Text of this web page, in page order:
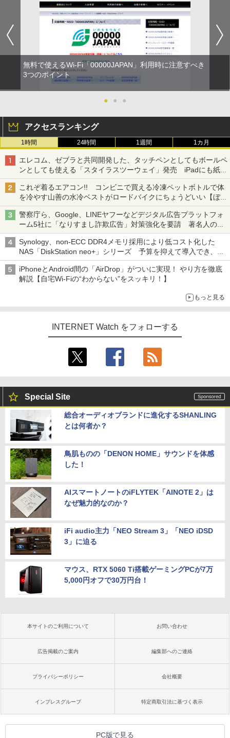
無料で使えるWi-Fi「00000JAPAN」利用時に注意すべき
3つのポイント
● ● ●
アクセスランキング
1時間 24時間 1週間 1カ月
エレコム、ゼブラと共同開発した、タッチペンとしてもボールペ
ンとしても使える「スタイラスツーウェイ」発売 iPadにも紙に
も、持ち替えずに書き込める
これぞ着るエアコン!! コンビニで買える冷凍ペットボトルで体
を冷やす山善の水冷ベストがロードバイクにちょうどいい【ぼっ
ち・ざ・ろーど！その14】【空いた時間でなにしてる？】
警察庁ら、Google、LINEヤフーなどデジタル広告プラットフォ
ーム5社に「なりすまし詐欺広告」対策強化を要請 著名人の写
真や映像を使った投資詐欺などへの対策として
Synology、non-ECC DDR4メモリ採用により低コスト化した
NAS「DiskStation neo+」シリーズ 予算を抑えて導入でき、
ECCメモリへのアップグレードも可能
iPhoneとAndroid間の「AirDrop」がついに実現！ やり方を徹底
解説【自宅Wi-Fiの“わからない”をスッキリ！】
もっと見る
INTERNET Watch をフォローする
Special Site
総合オーディオブランドに進化するSHANLING
とは何者か？
鳥肌ものの「DENON HOME」サウンドを体感
した！
AIスマートノートのiFLYTEK「AINOTE 2」は
なぜ魅力的なのか？
iFi audio主力「NEO Stream 3」「NEO iDSD
3」に迫る
マウス、RTX 5060 Ti搭載ゲーミングPCが7万
5,000円オフで30万円台！
本サイトのご利用について お問い合わせ
広告掲載のご案内 編集部へのご連絡
プライバシーポリシー 会社概要
インプレスグループ 特定商取引法に基づく表示
PC版で見る